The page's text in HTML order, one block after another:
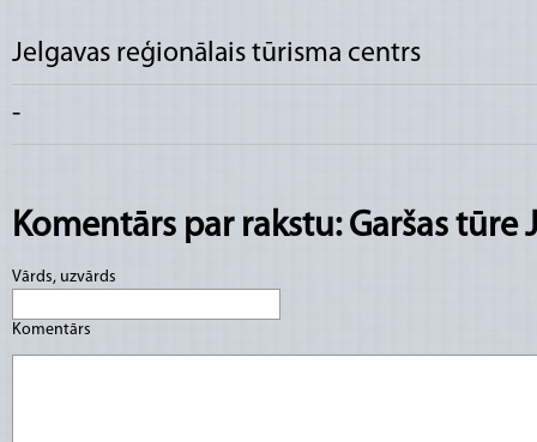
Jelgavas reģionālais tūrisma centrs
-
Komentārs par rakstu: Garšas tūre
Vārds, uzvārds
Komentārs